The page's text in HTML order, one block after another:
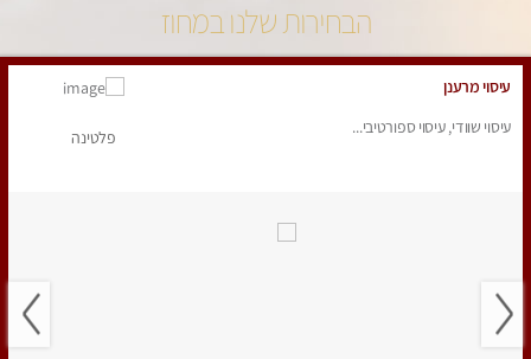
הבחירות שלנו במחוז
עיסוי מרענן
עיסוי שוודי, עיסוי ספורטיבי...
פלטינה